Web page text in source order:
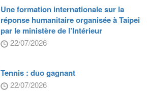
Une formation internationale sur la
réponse humanitaire organisée à Taipei
par le ministère de l’Intérieur
22/07/2026
Tennis : duo gagnant
22/07/2026